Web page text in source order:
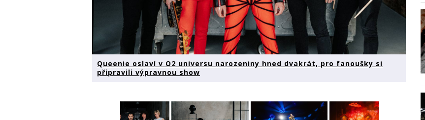
Queenie oslaví v O2 universu narozeniny hned dvakrát, pro fanoušky si
připravili výpravnou show